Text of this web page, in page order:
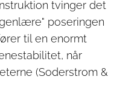
tvinger det
poseringen
til en enormt
når
(Soderstrom &